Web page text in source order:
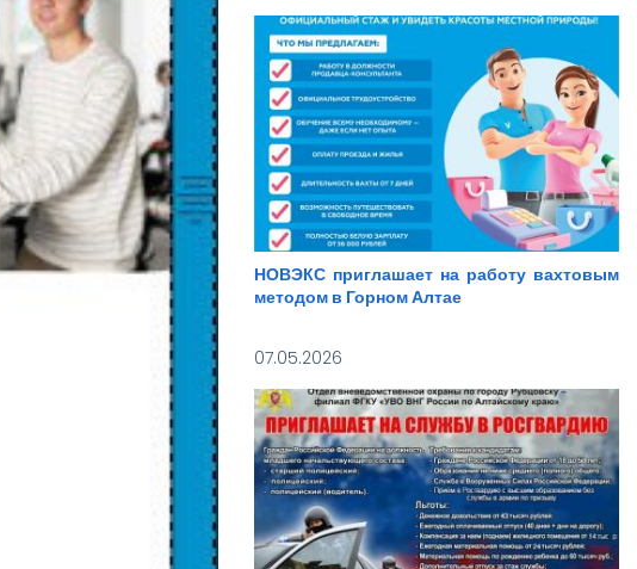
НОВЭКС приглашает на работу вахтовым
методом в Горном Алтае
07.05.2026